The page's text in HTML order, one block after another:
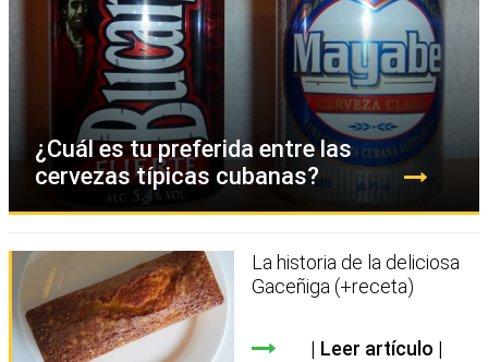
¿Cuál es tu preferida entre las
cervezas típicas cubanas?
La historia de la deliciosa
Gaceñiga (+receta)
Leer artículo